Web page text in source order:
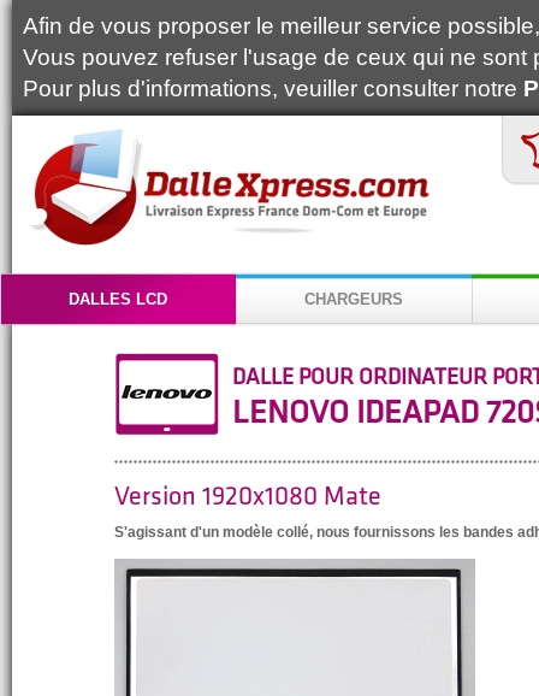
Afin de vous proposer le meilleur service
Vous pouvez refuser l'usage de ceux qui ne
Pour plus d'informations, veuiller consulter notre
DALLES LCD CHARGEURS
DALLE POUR ORDINATEUR
LENOVO IDEAPAD
Version 1920x1080 Mate
S'agissant d'un modèle collé, nous fournissons les bandes